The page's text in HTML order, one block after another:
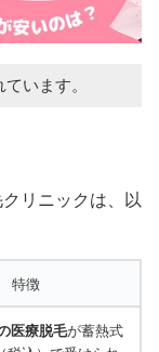
います。
リニックは、以
特徴
医療脱毛が蓄熱式